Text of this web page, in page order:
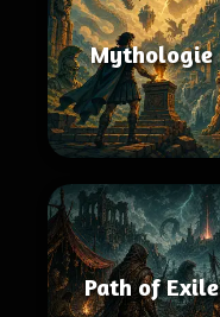
Mythologie
Path of Exile